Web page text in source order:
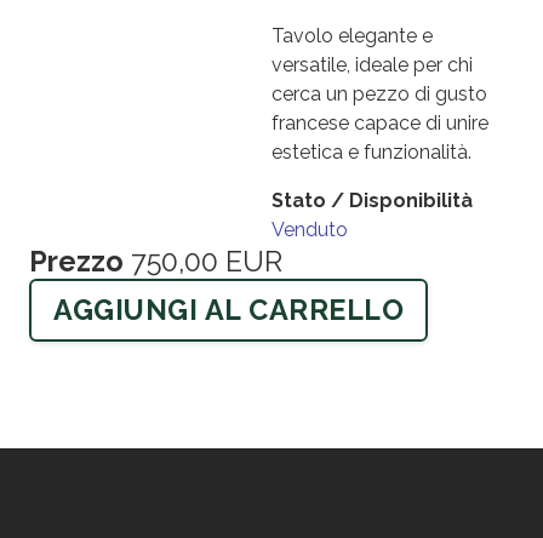
Tavolo elegante e
versatile, ideale per chi
cerca un pezzo di gusto
francese capace di unire
estetica e funzionalità.
Stato / Disponibilità
Venduto
Prezzo 750,00 EUR
AGGIUNGI AL CARRELLO